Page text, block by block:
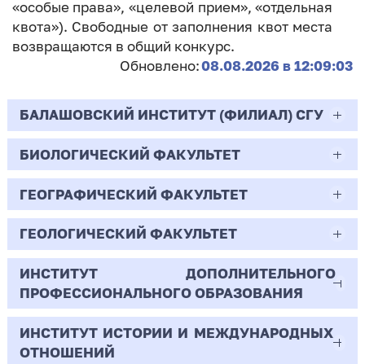
«особые права», «целевой прием», «отдельная
квота»). Свободные от заполнения квот места
возвращаются в общий конкурс.
Обновлено:08.08.2026 в 12:09:03
БАЛАШОВСКИЙ ИНСТИТУТ (ФИЛИАЛ) СГУ
44.03.02
Психолого-педагогическое образование
Очная | Бакалавр
Всего бюджетных мест - 10
Бюджет/
Общие места
Профиль: Практическая
психология образования
БИОЛОГИЧЕСКИЙ ФАКУЛЬТЕТ
06.03.01
Биология
Очная | Бакалавр
Всего бюджетных мест - 50
Бюджет/Общие места
ГЕОГРАФИЧЕСКИЙ ФАКУЛЬТЕТ
05.03.02
География
Очная | Бакалавр
Всего бюджетных мест - 15
ГЕОЛОГИЧЕСКИЙ ФАКУЛЬТЕТ
05.03.01
Геология
Очная | Бакалавр
ИНСТИТУТ ДОПОЛНИТЕЛЬНОГО
ПРОФЕССИОНАЛЬНОГО ОБРАЗОВАНИЯ
38.03.02
ИНСТИТУТ ИСТОРИИ И МЕЖДУНАРОДНЫХ
ОТНОШЕНИЙ